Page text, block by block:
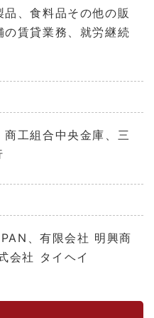
、食料品その他の販
賃貸業務、就労継続
工組合中央金庫、三
、有限会社 明興商
会社 タイヘイ